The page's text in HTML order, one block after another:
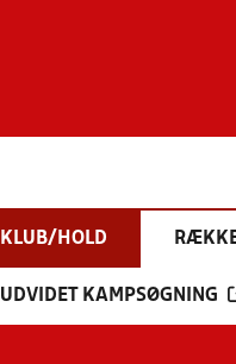
KLUB/HOLD
UDVIDET KAMPSØGNING